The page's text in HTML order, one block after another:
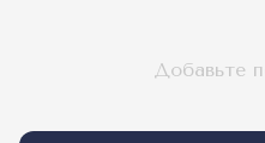
Добавьте